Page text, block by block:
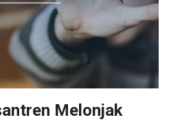
Melonjak